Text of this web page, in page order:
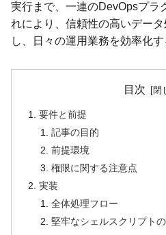
実行まで、一連のDevOpsプラ
れにより、信頼性の高いデー
し、日々の運用業務を効率化す
目次
要件と前提
記事の目的
前提環境
権限に関する注意点
実装
全体処理フロー
堅牢なシェルスクリプト